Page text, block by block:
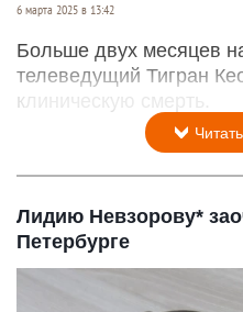
6 марта 2025 в 13:42
Больше двух месяцев
телеведущий Тигран
клиническую смерть.
Лидию Невзорову*
Петербурге